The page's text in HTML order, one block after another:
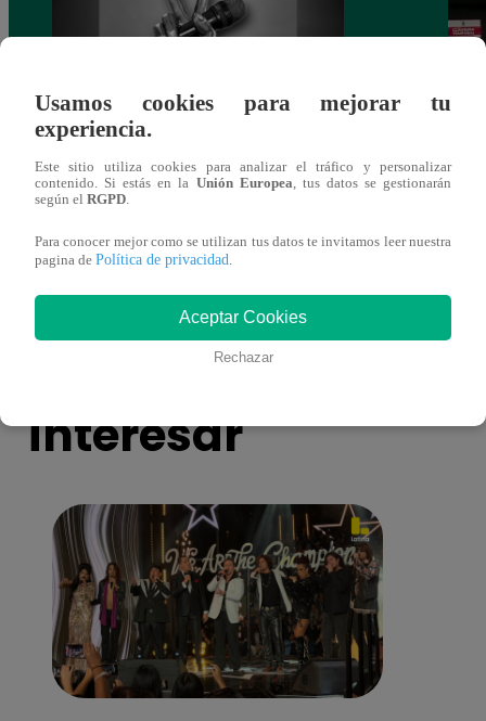
Muere exparticipante de La Voz Colombia
tras denunciar negligencia médica
También te puede
interesar
Usamos cookies para mejorar tu
experiencia.
Este sitio utiliza cookies para analizar el tráfico y personalizar
contenido. Si estás en la Unión Europea, tus datos se gestionarán
según el RGPD.
Para conocer mejor como se utilizan tus datos te invitamos leer nuestra
pagina de Política de privacidad.
Aceptar Cookies
Rechazar